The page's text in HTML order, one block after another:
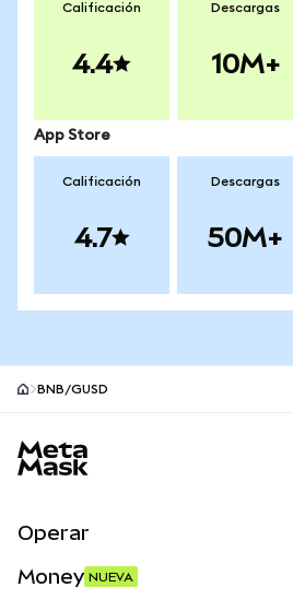
Calificación
4.4
Descargas
10M+
App Store
Calificación
4.7
Descargas
50M+
BNB/GUSD
Operar
Money NUEVA